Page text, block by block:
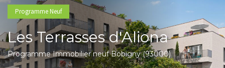
Programme Neuf
Les Terrasses d'Aliona
Programme Immobilier neuf Bobigny (93000)